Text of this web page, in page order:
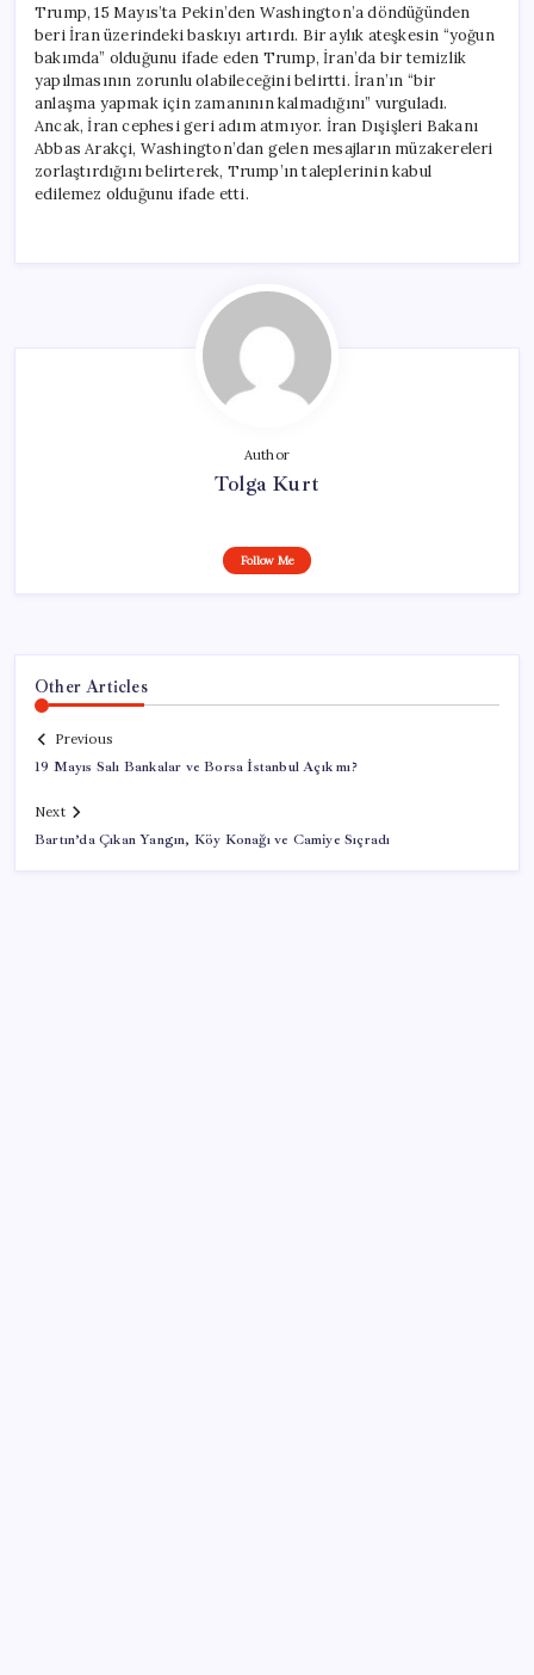
Trump, 15 Mayıs’ta Pekin’den Washington’a döndüğünden
beri İran üzerindeki baskıyı artırdı. Bir aylık ateşkesin “yoğun
bakımda” olduğunu ifade eden Trump, İran’da bir temizlik
yapılmasının zorunlu olabileceğini belirtti. İran’ın “bir
anlaşma yapmak için zamanının kalmadığını” vurguladı.
Ancak, İran cephesi geri adım atmıyor. İran Dışişleri Bakanı
Abbas Arakçi, Washington’dan gelen mesajların müzakereleri
zorlaştırdığını belirterek, Trump’ın taleplerinin kabul
edilemez olduğunu ifade etti.
Author
Tolga Kurt
Follow Me
Other Articles
Previous
19 Mayıs Salı Bankalar ve Borsa İstanbul Açık mı?
Next
Bartın’da Çıkan Yangın, Köy Konağı ve Camiye Sıçradı